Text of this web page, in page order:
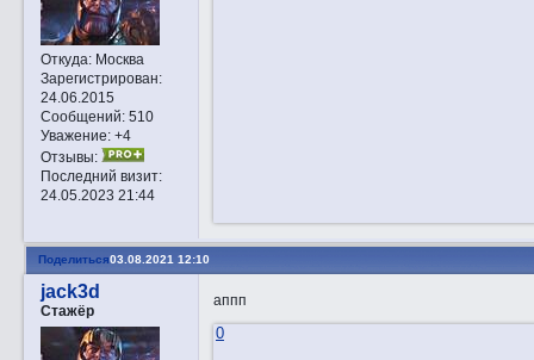
Откуда:Москва
Зарегистрирован:
24.06.2015
Сообщений:510
Уважение: +4
Отзывы:
Последний визит:
24.05.2023 21:44
Поделиться03.08.2021 12:10
jack3d
Стажёр
аппп
0